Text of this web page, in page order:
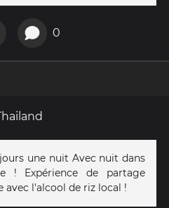
0
une nuit Avec nuit dans
! Expérience de partage
l'alcool de riz local !